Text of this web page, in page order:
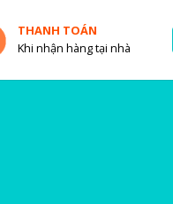
THANH TOÁN
Khi nhận hàng tại nhà